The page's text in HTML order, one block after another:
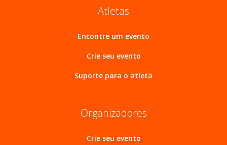
Atletas
Encontre um evento
Crie seu evento
Suporte para o atleta
Organizadores
Crie seu evento